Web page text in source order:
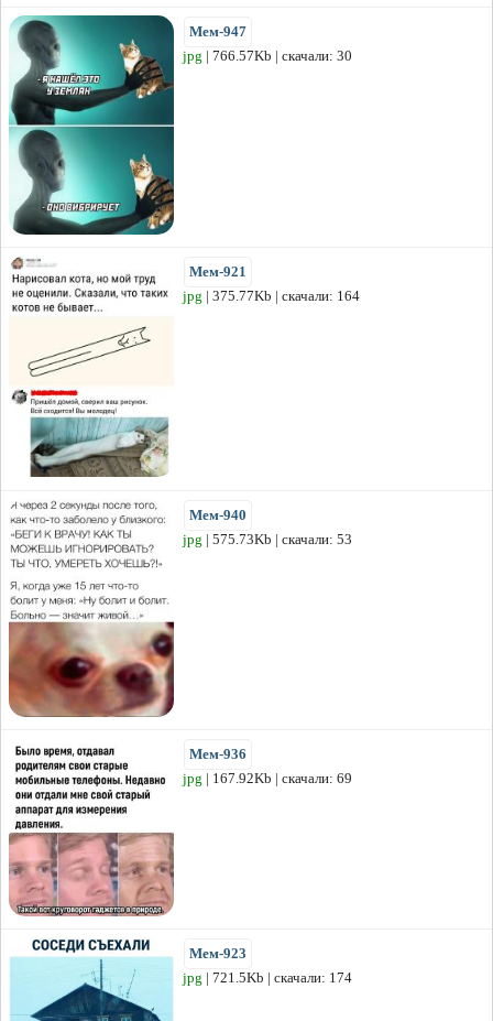
Мем-947
jpg | 766.57Kb | скачали: 30
Мем-921
jpg | 375.77Kb | скачали: 164
Мем-940
jpg | 575.73Kb | скачали: 53
Мем-936
jpg | 167.92Kb | скачали: 69
Мем-923
jpg | 721.5Kb | скачали: 174